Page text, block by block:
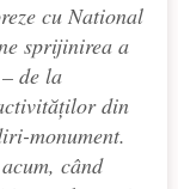
cu National
sprijinirea a
de la
din
monument.
când